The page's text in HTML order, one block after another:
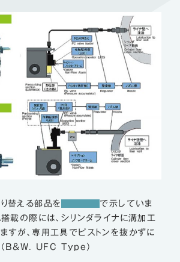
替える部品を
で示していま
載の際には、シリンダライナに溝加工
すが、専用工具でピストンを抜かずに
（B&W. UFC Type）